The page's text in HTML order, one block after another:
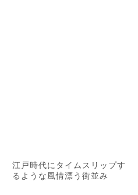
江戸時代にタイムスリップす
るような風情漂う街並み